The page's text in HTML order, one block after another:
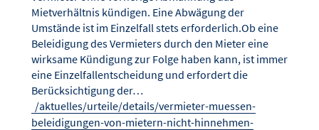
Mietverhältnis kündigen. Eine Abwägung der
Umstände ist im Einzelfall stets erforderlich.Ob eine
Beleidigung des Vermieters durch den Mieter eine
wirksame Kündigung zur Folge haben kann, ist immer
eine Einzelfallentscheidung und erfordert die
Berücksichtigung der…
/aktuelles/urteile/details/vermieter-muessen-
beleidigungen-von-mietern-nicht-hinnehmen-